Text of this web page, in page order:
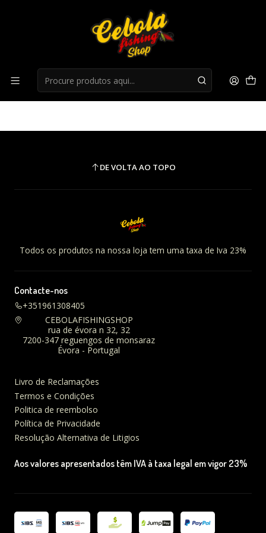
Mochilas / Óculos
Mochilas / Óculos
DE VOLTA AO TOPO
Todos os produtos na nossa loja tem uma taxa de Iva 23%
Contacte-nos
+351961308405
CEBOLAFISHINGSHOP
rua de évora n 32, 32
7200-347 reguengos de monsaraz
Évora - Portugal
Livro de Reclamações
Termos e Condições
Politica de reembolso
Política de Privacidade
Resolução Alternativa de Litigios
Aos valores apresentados têm IVA à taxa legal em vigor 23%